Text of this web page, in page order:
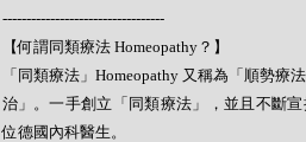
----------------------------------
【何謂同類療法 Homeopathy？】
「同類療法」Homeopathy 又稱為「順勢
治」。一手創立「同類療法」，並且不斷宣
位德國內科醫生。